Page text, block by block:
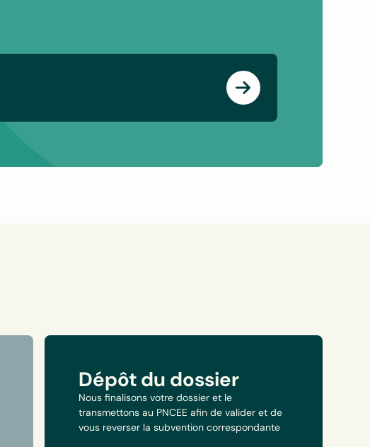
Dépôt du dossier
Nous finalisons votre dossier et le
transmettons au PNCEE afin de valider et de
vous reverser la subvention correspondante